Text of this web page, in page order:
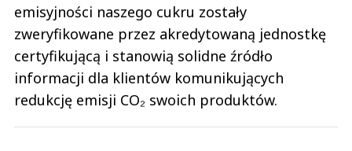
emisyjności naszego cukru zostały
zweryfikowane przez akredytowaną jednostkę
certyfikującą i stanowią solidne źródło
informacji dla klientów komunikujących
redukcję emisji CO₂ swoich produktów.